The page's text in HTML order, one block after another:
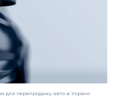
для перепродажу авто в Україні